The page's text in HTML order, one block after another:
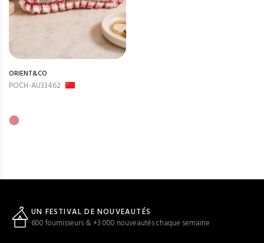
ORIENT&CO
POCH-AU33462
UN FESTIVAL DE NOUVEAUTÉS
600 fournisseurs & +3 000 nouveautés chaque semaine